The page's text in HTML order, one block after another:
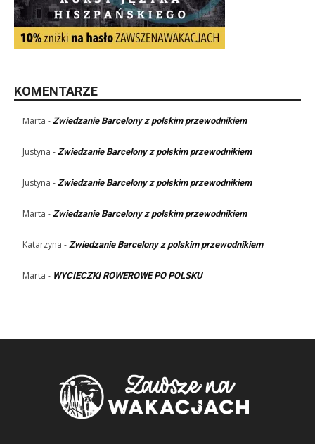
KOMENTARZE
Marta - Zwiedzanie Barcelony z polskim przewodnikiem
Justyna - Zwiedzanie Barcelony z polskim przewodnikiem
Justyna - Zwiedzanie Barcelony z polskim przewodnikiem
Marta - Zwiedzanie Barcelony z polskim przewodnikiem
Katarzyna - Zwiedzanie Barcelony z polskim przewodnikiem
Marta - WYCIECZKI ROWEROWE PO POLSKU